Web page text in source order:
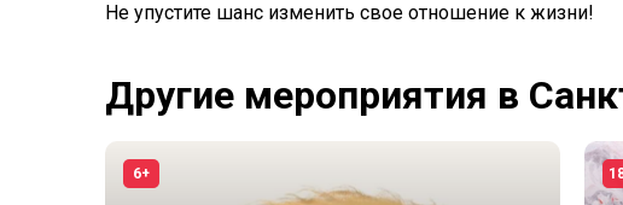
Не упустите шанс изменить свое отношение к жизни!
Другие мероприятия в
6+